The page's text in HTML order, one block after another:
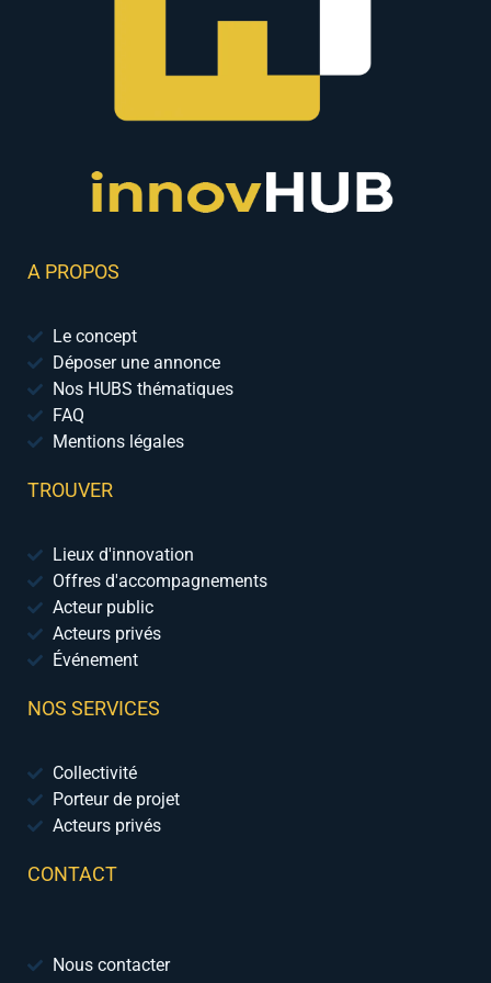
A PROPOS
Le concept
Déposer une annonce
Nos HUBS thématiques
FAQ
Mentions légales
TROUVER
Lieux d'innovation
Offres d'accompagnements
Acteur public
Acteurs privés
Événement
NOS SERVICES
Collectivité
Porteur de projet
Acteurs privés
CONTACT
Nous contacter